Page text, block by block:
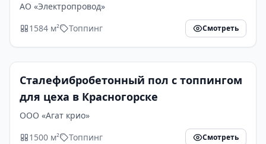
АО «Электропровод»
1584 м²
Топпинг Смотреть
Сталефибробетонный пол с топпингом
для цеха в Красногорске
ООО «Агат крио»
1500 м²
Топпинг Смотреть